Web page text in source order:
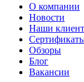
О компании
Новости
Наши
Обзоры
Блог
Вакансии